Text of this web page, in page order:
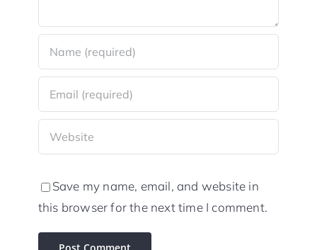
Save my name, email, and website in
this browser for the next time I comment.